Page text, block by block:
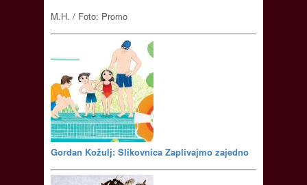
M.H. / Foto: Promo
Gordan Kožulj: Slikovnica Zaplivajmo zajedno